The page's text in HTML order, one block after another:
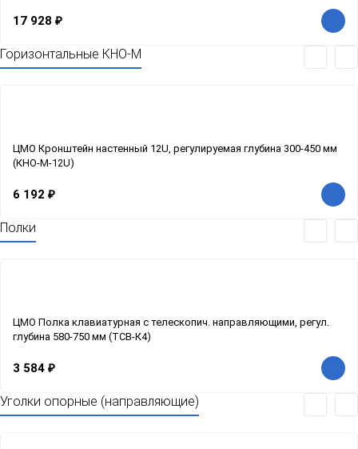
17 928 ₽
Горизонтальные КНО-М
ЦМО Кронштейн настенный 12U, регулируемая глубина 300-450 мм
(КНО-М-12U)
6 192 ₽
Полки
ЦМО Полка клавиатурная с телескопич. направляющими, регул.
глубина 580-750 мм (ТСВ-К4)
3 584 ₽
Уголки опорные (направляющие)